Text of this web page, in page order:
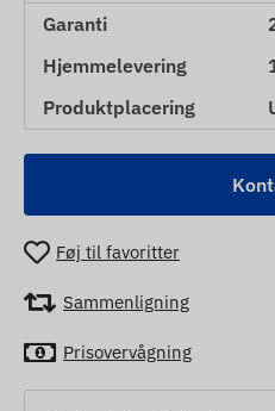
Garanti
Hjemmelevering
Produktplacering
Føj til favoritter
Sammenligning
Prisovervågning